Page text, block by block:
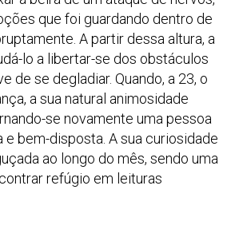
que foi guardando dentro de
A partir dessa altura, a
lo a libertar-se dos obstáculos
de se degladiar. Quando, a 23, o
a sua natural animosidade
se novamente uma pessoa
bem-disposta. A sua curiosidade
ao longo do mês, sendo uma
refúgio em leituras